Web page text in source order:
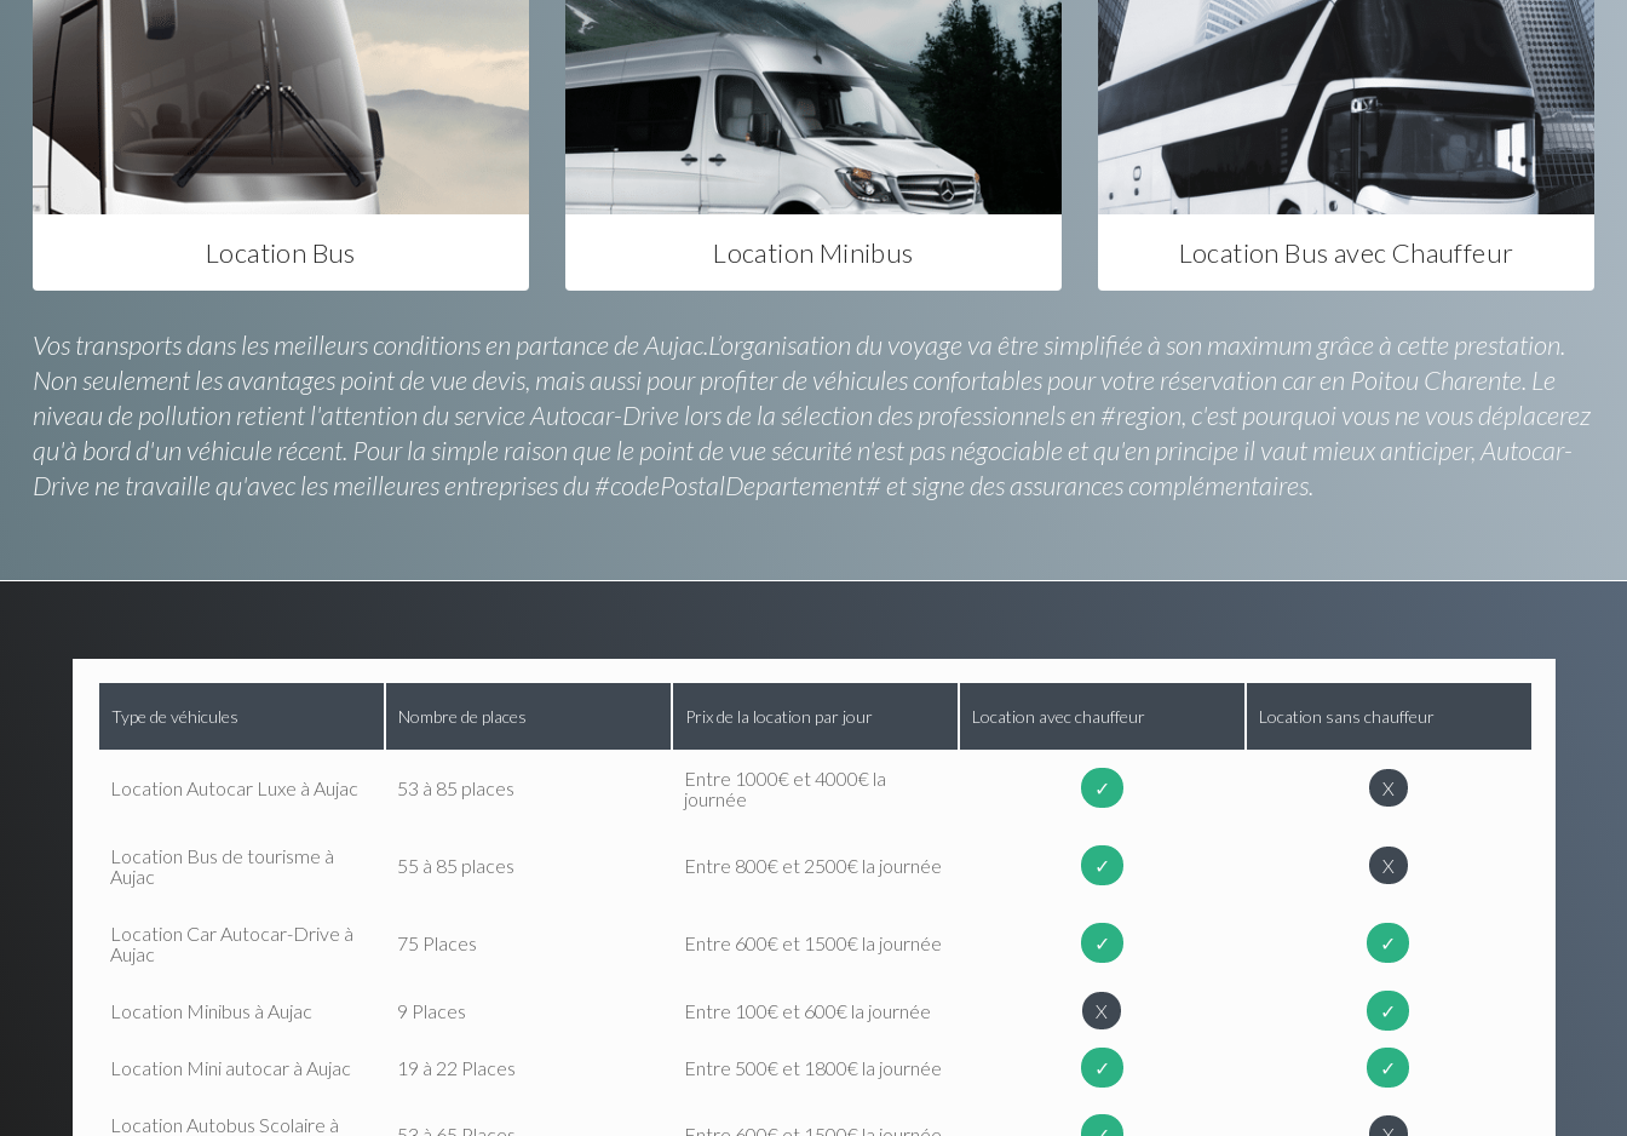
Location Bus Location Minibus Location Bus avec Chauffeur
Vos transports dans les meilleurs conditions en partance de Aujac.L’organisation du voyage va être simplifiée à son maximum grâce à cette prestation.
Non seulement les avantages point de vue devis, mais aussi pour profiter de véhicules confortables pour votre réservation car en Poitou Charente. Le
niveau de pollution retient l'attention du service Autocar-Drive lors de la sélection des professionnels en #region, c'est pourquoi vous ne vous déplacerez
qu'à bord d'un véhicule récent. Pour la simple raison que le point de vue sécurité n'est pas négociable et qu'en principe il vaut mieux anticiper, Autocar-
Drive ne travaille qu'avec les meilleures entreprises du #codePostalDepartement# et signe des assurances complémentaires.
Type de véhicules Nombre de places Prix de la location par jour Location avec chauffeur Location sans chauffeur
Location Autocar Luxe à Aujac 53 à 85 places
Entre 1000€ et 4000€ la
journée
✓ X
Location Bus de tourisme à
Aujac
55 à 85 places Entre 800€ et 2500€ la journée ✓ X
Location Car Autocar-Drive à
Aujac
75 Places Entre 600€ et 1500€ la journée ✓ ✓
Location Minibus à Aujac 9 Places Entre 100€ et 600€ la journée X ✓
Location Mini autocar à Aujac 19 à 22 Places Entre 500€ et 1800€ la journée ✓ ✓
Location Autobus Scolaire à